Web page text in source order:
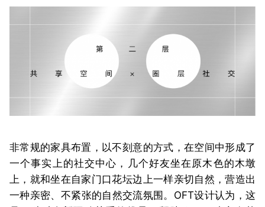
非常规的家具布置，以不刻意的方式，在空间中形成了
一个事实上的社交中心，几个好友坐在原木色的木墩
上，就和坐在自家门口花坛边上一样亲切自然，营造出
一种亲密、不紧张的自然交流氛围。 OFT设计认为，这